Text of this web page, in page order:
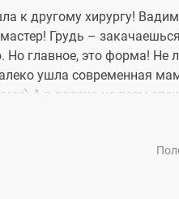
к другому хирургу! Вадим
Грудь –
Но главное, это форма! Не
ушла современная
А я далеко не всем